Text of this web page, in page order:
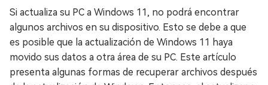
Si actualiza su PC a Windows 11, no podrá encontrar
algunos archivos en su dispositivo. Esto se debe a que
es posible que la actualización de Windows 11 haya
movido sus datos a otra área de su PC. Este artículo
presenta algunas formas de recuperar archivos después